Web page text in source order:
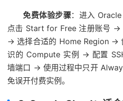
免费体验步骤：进入
点击 Start for Free 注册账号 →
→ 选择合适的 Home Region →
识的 Compute 实例 → 配置
墙端口 → 使用过程中只开
免误开付费实例。